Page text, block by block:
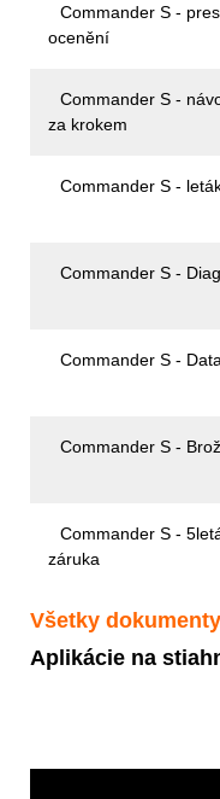
Commander S -
ocenění
Commander S -
za krokem
Commander S -
Commander S -
Commander S -
Commander S -
Commander S -
záruka
Všetky
Aplikácie na